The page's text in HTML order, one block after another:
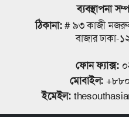
ব্যবস্থাপনা
ঠিকানা:# ৯৩ কাজী
বাজার ঢাকা-
ফোন ফ্যাক্স:
মোবাইল:
ইমেইল: